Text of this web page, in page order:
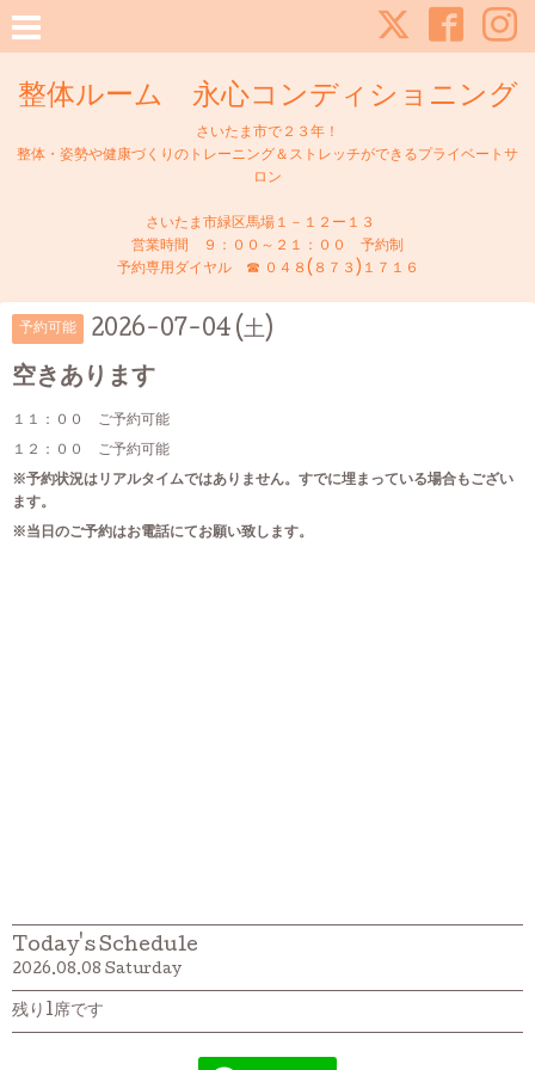
整体ルーム 永心コンディショニング
さいたま市で２３年！
整体・姿勢や健康づくりのトレーニング＆ストレッチができるプライベートサ
ロン
さいたま市緑区馬場１－１２ー１３
営業時間 ９：００～２１：００ 予約制
予約専用ダイヤル ☎ ０４８(８７３)１７１６
予約可能 2026-07-04 (土)
空きあります
１１：００ ご予約可能
１２：００ ご予約可能
※予約状況はリアルタイムではありません。すでに埋まっている場合もござい
ます。
※当日のご予約はお電話にてお願い致します。
Today's Schedule
2026.08.08 Saturday
残り1席です